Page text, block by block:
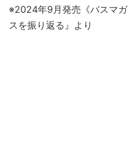
※2024年9月発売《バスマ
スを振り返る』より